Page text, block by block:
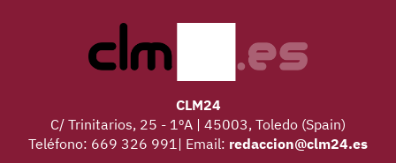
CLM24
C/ Trinitarios, 25 - 1ºA | 45003, Toledo (Spain)
Teléfono: 669 326 991| Email: redaccion@clm24.es